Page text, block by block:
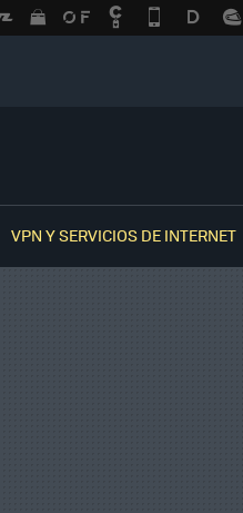
VPN Y SERVICIOS DE INTERNET